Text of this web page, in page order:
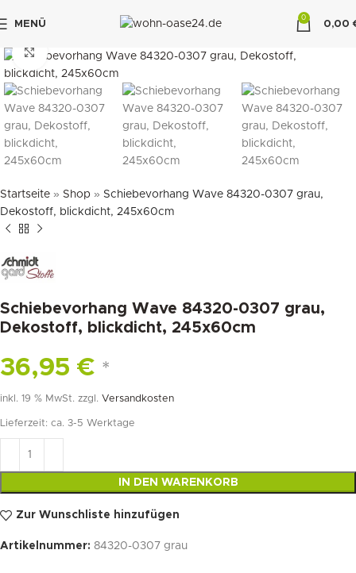
MENÜ
0
0,00
klicken um zu vergrößern
Startseite » Shop » Schiebevorhang Wave 84320-0307 grau,
Dekostoff, blickdicht, 245x60cm
Schiebevorhang Wave 84320-0307 grau,
Dekostoff, blickdicht, 245x60cm
36,95 € *
inkl. 19 % MwSt. zzgl. Versandkosten
Lieferzeit: ca. 3-5 Werktage
IN DEN WARENKORB
Zur Wunschliste hinzufügen
Artikelnummer: 84320-0307 grau